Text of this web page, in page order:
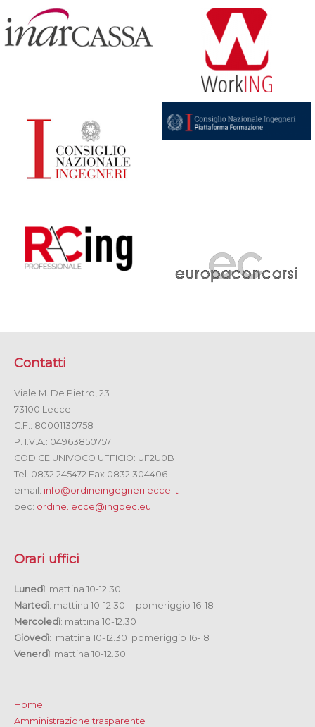
Contatti
Viale M. De Pietro, 23
73100 Lecce
C.F.: 80001130758
P. I.V.A.: 04963850757
CODICE UNIVOCO UFFICIO: UF2U0B
Tel. 0832 245472 Fax 0832 304406
email: info@ordineingegnerilecce.it
pec: ordine.lecce@ingpec.eu
Orari uffici
Lunedì: mattina 10-12.30
Martedì: mattina 10-12.30 – pomeriggio 16-18
Mercoledì: mattina 10-12.30
Giovedì: mattina 10-12.30 pomeriggio 16-18
Venerdì: mattina 10-12.30
Home
Amministrazione trasparente